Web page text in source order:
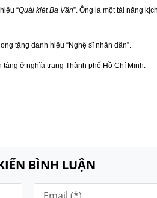
“Quái kiệt Ba Vân”. Ông là một tài năng
tặng danh hiệu “Nghệ sĩ nhân dân”.
ở nghĩa trang Thành phố Hồ Chí Minh.
BÌNH LUẬN